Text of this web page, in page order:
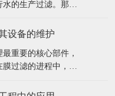
将这些
的生产过滤。那
悬浮物、胶体、泥
水能能
设备的维护
重要的核心部件，
过滤的进程中，水
渗透膜作为深圳反